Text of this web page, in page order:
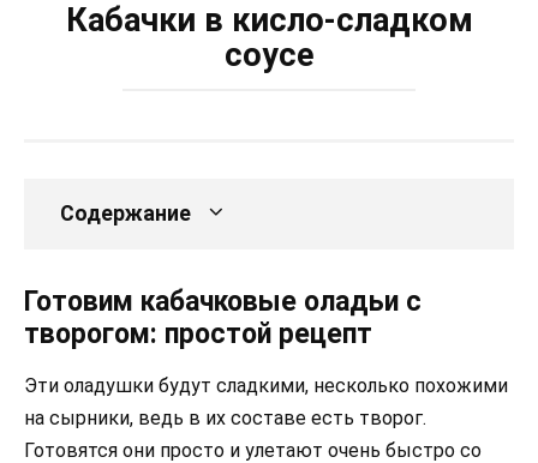
Кабачки в кисло-сладком
соусе
Содержание
Готовим кабачковые оладьи с
творогом: простой рецепт
Эти оладушки будут сладкими, несколько похожими
на сырники, ведь в их составе есть творог.
Готовятся они просто и улетают очень быстро со